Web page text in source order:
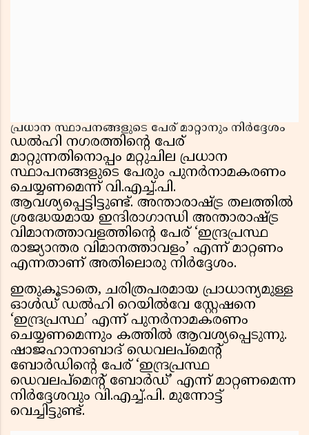
പ്രധാന സ്ഥാപനങ്ങളുടെ പേര് മാറ്റാനും നിർദ്ദേശം
ഡൽഹി നഗരത്തിന്റെ പേര്
മാറ്റുന്നതിനൊപ്പം മറ്റുചില പ്രധാന
സ്ഥാപനങ്ങളുടെ പേരും പുനർനാമകരണം
ചെയ്യണമെന്ന് വി.എച്ച്.പി.
ആവശ്യപ്പെട്ടിട്ടുണ്ട്. അന്താരാഷ്ട്ര തലത്തിൽ
ശ്രദ്ധേയമായ ഇന്ദിരാഗാന്ധി അന്താരാഷ്ട്ര
വിമാനത്താവളത്തിന്റെ പേര് ‘ഇന്ദ്രപ്രസ്ഥ
രാജ്യാന്തര വിമാനത്താവളം’ എന്ന് മാറ്റണം
എന്നതാണ് അതിലൊരു നിർദ്ദേശം.
ഇതുകൂടാതെ, ചരിത്രപരമായ പ്രാധാന്യമുള്ള
ഓൾഡ് ഡൽഹി റെയിൽവേ സ്റ്റേഷനെ
‘ഇന്ദ്രപ്രസ്ഥ’ എന്ന് പുനർനാമകരണം
ചെയ്യണമെന്നും കത്തിൽ ആവശ്യപ്പെടുന്നു.
ഷാജഹാനാബാദ് ഡെവലപ്‌മെന്റ്
ബോർഡിന്റെ പേര് ‘ഇന്ദ്രപ്രസ്ഥ
ഡെവലപ്‌മെന്റ് ബോർഡ്’ എന്ന് മാറ്റണമെന്ന
നിർദ്ദേശവും വി.എച്ച്.പി. മുന്നോട്ട്
വെച്ചിട്ടുണ്ട്.